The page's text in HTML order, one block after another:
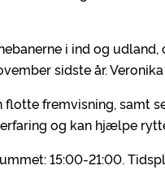
i ind og
sidste år.
flotte fremvisning, samt
og kan hjælpe
15:00-21:00.